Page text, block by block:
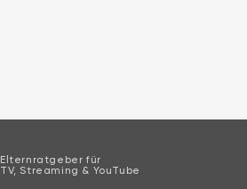
Elternratgeber für
TV, Streaming & YouTube